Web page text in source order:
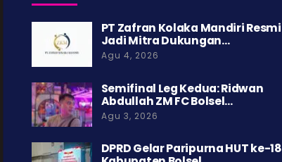
PT Zafran Kolaka Mandiri Resmi
Jadi Mitra Dukungan…
Agu 4, 2026
Semifinal Leg Kedua: Ridwan
Abdullah ZM FC Bolsel…
Agu 3, 2026
DPRD Gelar Paripurna HUT ke-18